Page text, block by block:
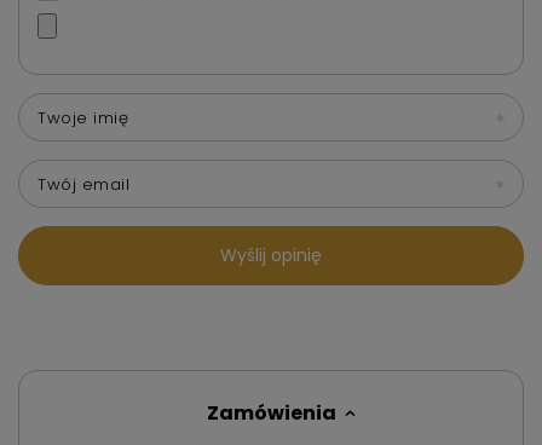
Twoje imię
Twój email
Wyślij opinię
Zamówienia